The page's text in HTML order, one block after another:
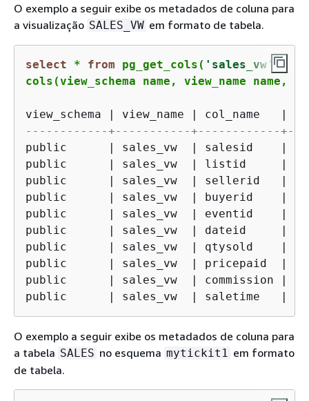
O exemplo a seguir exibe os metadados de coluna para
a visualização SALES_VW em formato de tabela.
select * from pg_get_cols( 'sales_vw' )
cols(view_schema name, view_name name,
view_schema | view_name | col_name |
------------+-----------+------------
public
| sales_vw | salesid |
public
| sales_vw | listid |
public
| sales_vw | sellerid |
public
| sales_vw | buyerid |
public
| sales_vw | eventid |
public
| sales_vw | dateid |
public
| sales_vw | qtysold |
public
| sales_vw | pricepaid |
public
| sales_vw | commission |
public
| sales_vw | saletime |
O exemplo a seguir exibe os metadados de coluna para
a tabela SALES no esquema mytickit1 em formato
de tabela.